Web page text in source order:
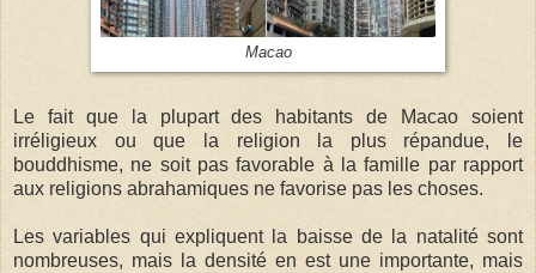
Macao
Le fait que la plupart des habitants de Macao soient
irréligieux ou que la religion la plus répandue, le
bouddhisme, ne soit pas favorable à la famille par rapport
aux religions abrahamiques ne favorise pas les choses.
Les variables qui expliquent la baisse de la natalité sont
nombreuses, mais la densité en est une importante, mais